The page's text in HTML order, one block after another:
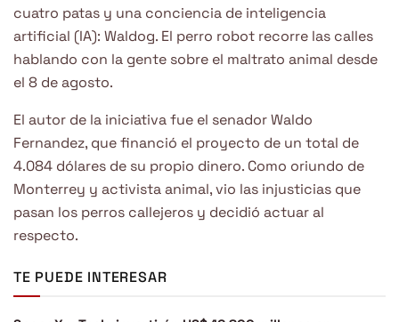
cuatro patas y una conciencia de inteligencia
artificial (IA): Waldog. El perro robot recorre las calles
hablando con la gente sobre el maltrato animal desde
el 8 de agosto.
El autor de la iniciativa fue el senador Waldo
Fernandez, que financió el proyecto de un total de
4.084 dólares de su propio dinero. Como oriundo de
Monterrey y activista animal, vio las injusticias que
pasan los perros callejeros y decidió actuar al
respecto.
TE PUEDE INTERESAR